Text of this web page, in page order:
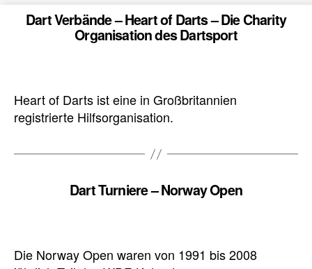
Dart Verbände – Heart of Darts – Die Charity
Organisation des Dartsport
Heart of Darts ist eine in Großbritannien
registrierte Hilfsorganisation.
Dart Turniere – Norway Open
Die Norway Open waren von 1991 bis 2008